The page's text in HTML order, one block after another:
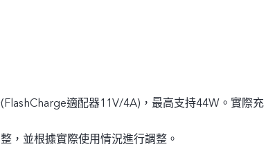
適配器11V/4A)，最高支持44W。實際充
，並根據實際使用情況進行調整。